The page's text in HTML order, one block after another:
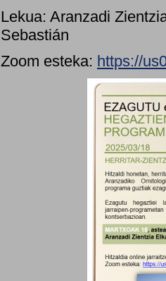
Lekua: Aranzadi
Sebastián
Zoom esteka: https://